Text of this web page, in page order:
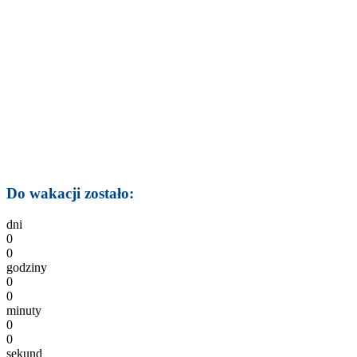
Do wakacji zostało:
dni
0
0
godziny
0
0
minuty
0
0
sekund